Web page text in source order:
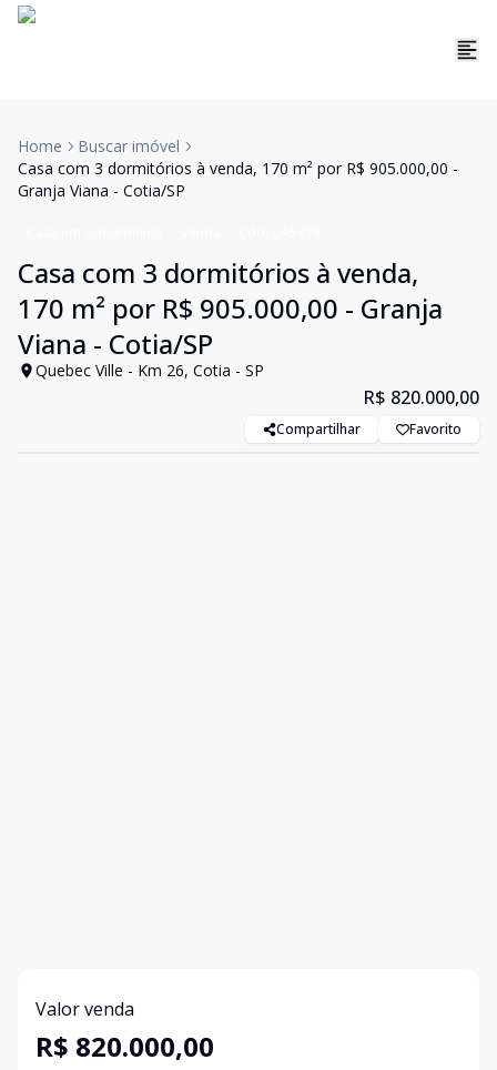
Home
Buscar imóvel
Casa com 3 dormitórios à venda, 170 m² por R$ 905.000,00 -
Granja Viana - Cotia/SP
Casa com 3 dormitórios à venda,
170 m² por R$ 905.000,00 - Granja
Viana - Cotia/SP
Quebec Ville - Km 26, Cotia - SP
R$ 820.000,00
Compartilhar Favorito
Valor venda
R$ 820.000,00